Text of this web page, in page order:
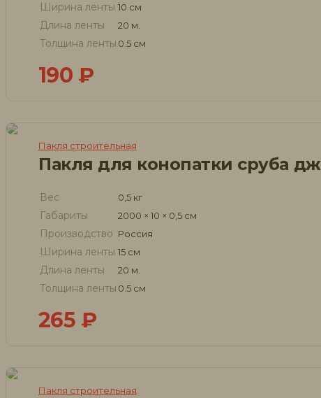
Ширина ленты 10 см
Длина ленты 20 м.
Толщина ленты 0.5 см
190 ₽
Пакля строительная
Вес 0,5 кг
Габариты 2000 × 10 × 0,5 см
Производство Россия
Ширина ленты 15 см
Длина ленты 20 м.
Толщина ленты 0.5 см
265 ₽
Пакля строительная